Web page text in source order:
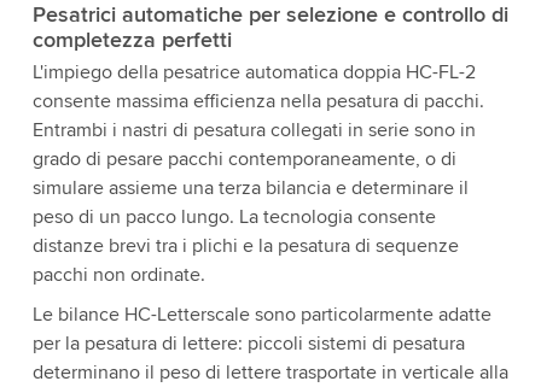
Pesatrici automatiche per selezione e controllo di
completezza perfetti
L'impiego della pesatrice automatica doppia HC-FL-2
consente massima efficienza nella pesatura di pacchi.
Entrambi i nastri di pesatura collegati in serie sono in
grado di pesare pacchi contemporaneamente, o di
simulare assieme una terza bilancia e determinare il
peso di un pacco lungo. La tecnologia consente
distanze brevi tra i plichi e la pesatura di sequenze
pacchi non ordinate.
Le bilance HC-Letterscale sono particolarmente adatte
per la pesatura di lettere: piccoli sistemi di pesatura
determinano il peso di lettere trasportate in verticale alla